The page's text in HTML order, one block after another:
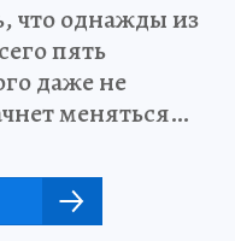
что однажды из
пять
даже не
меняться…